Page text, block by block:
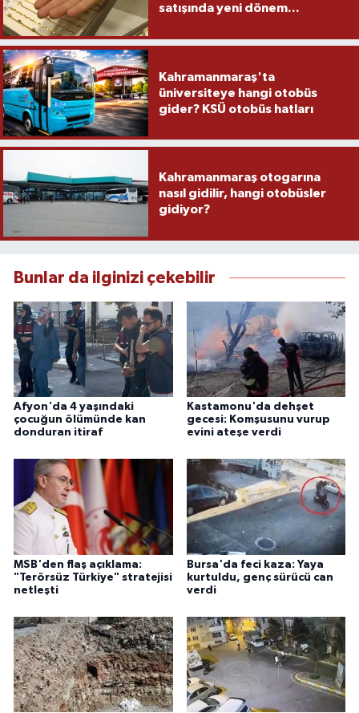
satışında yeni dönem...
Kahramanmaraş'ta
üniversiteye hangi otobüs
gider? KSÜ otobüs hatları
Kahramanmaraş otogarına
nasıl gidilir, hangi otobüsler
gidiyor?
Bunlar da ilginizi çekebilir
Afyon'da 4 yaşındaki
çocuğun ölümünde kan
donduran itiraf
Kastamonu'da dehşet
gecesi: Komşusunu vurup
evini ateşe verdi
MSB'den flaş açıklama:
"Terörsüz Türkiye" stratejisi
netleşti
Bursa'da feci kaza: Yaya
kurtuldu, genç sürücü can
verdi